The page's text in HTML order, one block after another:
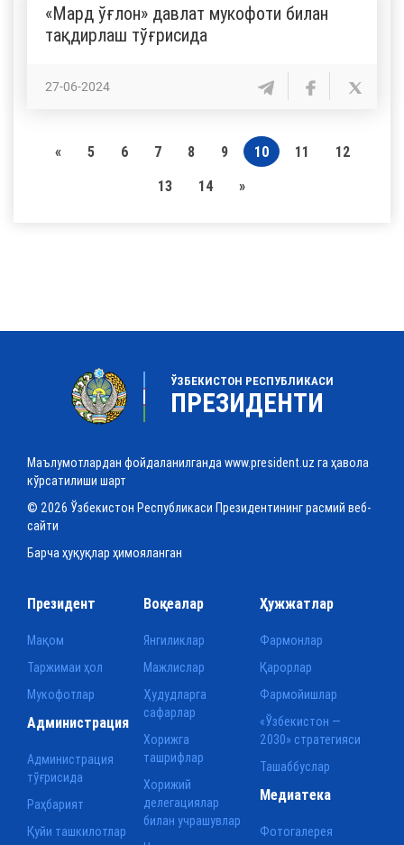
«Мард ўғлон» давлат мукофоти билан
тақдирлаш тўғрисида
27-06-2024
« 5 6 7 8 9 10 11
12
13
14 »
ЎЗБЕКИСТОН РЕСПУБЛИКАСИ
ПРЕЗИДЕНТИ
Маълумотлардан фойдаланилганда www.president.uz га ҳавола
кўрсатилиши шарт
© 2026 Ўзбекистон Республикаси Президентининг расмий веб-
сайти
Барча ҳуқуқлар ҳимояланган
Президент
Мақом
Таржимаи ҳол
Мукофотлар
Воқеалар
Янгиликлар
Мажлислар
Ҳудудларга
сафарлар
Хорижга
ташрифлар
Хорижий
делегациялар
билан учрашувлар
Ҳужжатлар
Фармонлар
Қарорлар
Фармойишлар
«Ўзбекистон —
2030» стратегияси
Ташаббуслар
Администрация
Администрация
тўғрисида
Раҳбарият
Қуйи ташкилотлар
Медиатека
Фотогалерея